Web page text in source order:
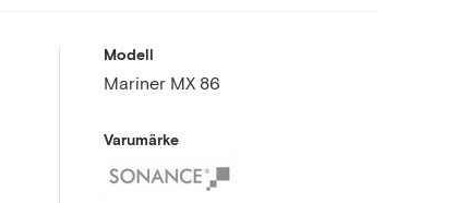
Modell
Mariner MX 86
Varumärke